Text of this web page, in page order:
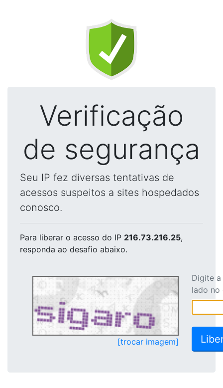
Verificação
de segurança
Seu IP fez diversas tentativas de
acessos suspeitos a sites hospedados
conosco.
Para liberar o acesso do IP 216.73.216.25,
responda ao desafio abaixo.
[trocar imagem]
Digite
lado no